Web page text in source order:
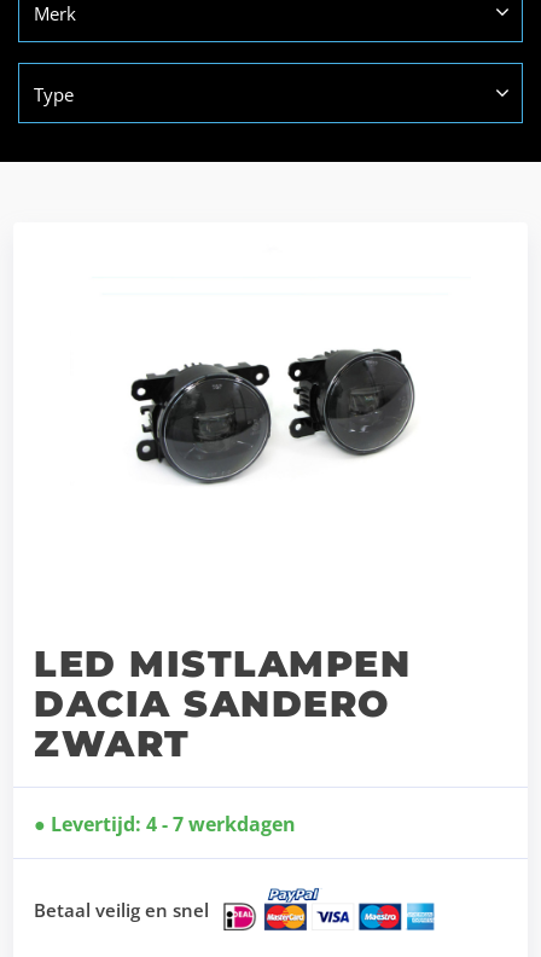
Merk
Type
LED MISTLAMPEN
DACIA SANDERO
ZWART
Levertijd: 4 - 7 werkdagen
Betaal veilig en snel